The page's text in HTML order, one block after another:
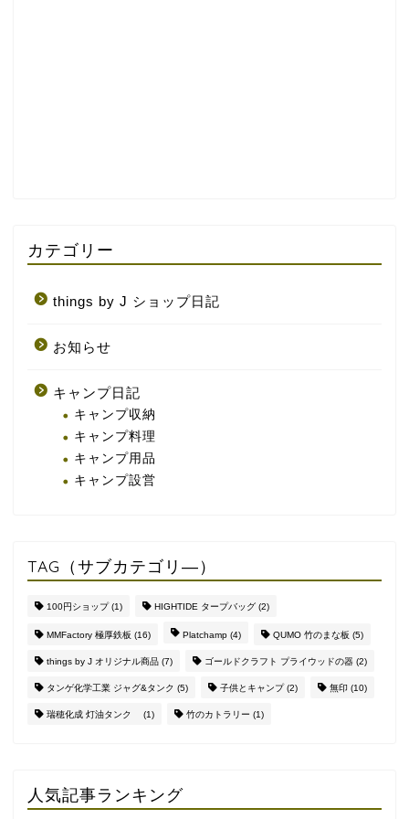
カテゴリー
things by J ショップ日記
お知らせ
キャンプ日記
キャンプ収納
キャンプ料理
キャンプ用品
キャンプ設営
TAG（サブカテゴリ―）
100円ショップ(1) HIGHTIDE タープバッグ (2)
MMFactory 極厚鉄板 (16) Platchamp (4) QUMO 竹のまな板 (5)
things by J オリジナル商品 (7) ゴールドクラフト プライウッドの器 (2)
タンゲ化学工業 ジャグ&タンク (5) 子供とキャンプ(2) 無印 (10)
瑞穂化成 灯油タンク (1) 竹のカトラリー (1)
人気記事ランキング